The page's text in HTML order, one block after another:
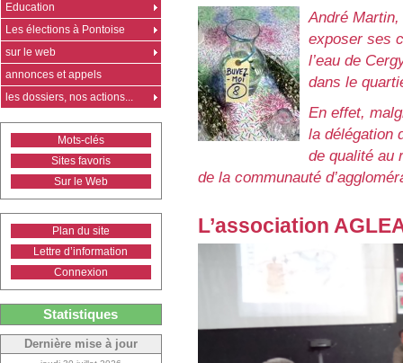
André
exposer ses
l’eau de
dans le
En effet,
la délégation
de qualité au
de la communauté
L’association
Education
Les élections à Pontoise
sur le web
annonces et appels
les dossiers, nos actions...
Mots-clés
Sites favoris
Sur le Web
Plan du site
Lettre d’information
Connexion
Statistiques
Dernière mise à jour